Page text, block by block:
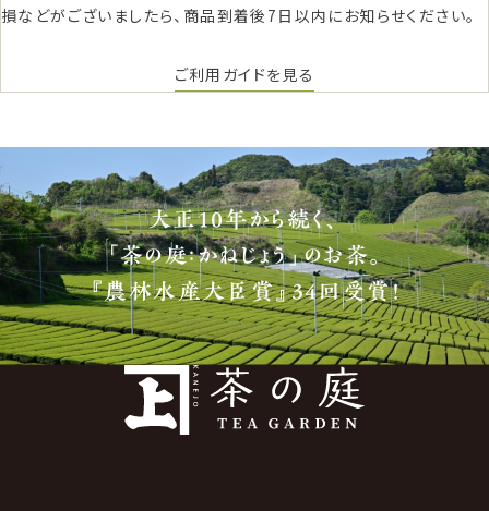
損などがございましたら、商品到着後7日以内にお知らせください。
ご利用ガイドを見る
大正10年から続く、
「茶の庭：かねじょう」のお茶。
『農林水産大臣賞』34回受賞！